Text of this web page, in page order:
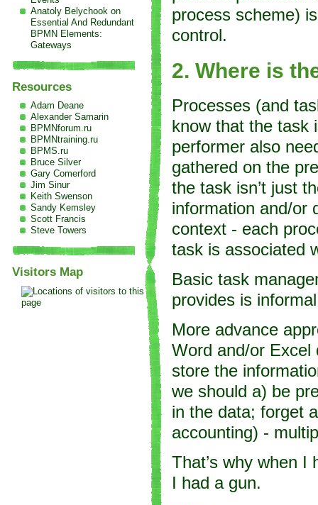
process scheme)
control.
2. Where is
Processes (and
know that the task
performer also
gathered on the
the task isn’t just
information and/or
context - each
task is associated
Basic task
provides is
More advance
Word and/or Excel
store the
we should a) be
in the data; forget
accounting) -
That’s why when I
I had a gun.
Anatoly Belychook on
Essential And Redundant
BPMN Elements:
Gateways
Resources
Adam Deane
Alexander Samarin
BPMNforum.ru
BPMNtraining.ru
BPMS.ru
Bruce Silver
Gary Comerford
Jim Sinur
Keith Swenson
Sandy Kemsley
Scott Francis
Steve Towers
Visitors Map